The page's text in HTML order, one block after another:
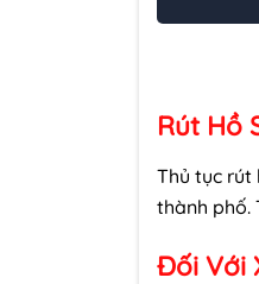
Rút Hồ
Thủ tục rút
thành phố.
Đối Với